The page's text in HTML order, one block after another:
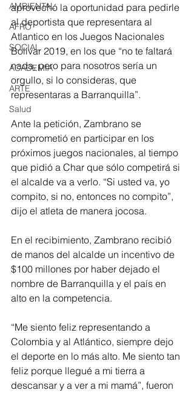
AMBIENTAL
AFRO
SOCIAL
ACADEMIA
ARTE
Salud
aprovechó la oportunidad para pedirle
al deportista que representara al
Atlantico en los Juegos Nacionales
Bolívar 2019, en los que “no te faltará
nada, pero para nosotros sería un
orgullo, si lo consideras, que
representaras a Barranquilla”.
Ante la petición, Zambrano se
comprometió en participar en los
próximos juegos nacionales, al tiempo
que pidió a Char que sólo competirá si
el alcalde va a verlo. “Si usted va, yo
compito, si no, entonces no compito”,
dijo el atleta de manera jocosa.
En el recibimiento, Zambrano recibió
de manos del alcalde un incentivo de
$100 millones por haber dejado el
nombre de Barranquilla y el país en
alto en la competencia.
“Me siento feliz representando a
Colombia y al Atlántico, siempre dejo
el deporte en lo más alto. Me siento tan
feliz porque llegué a mi tierra a
descansar y a ver a mi mamá”, fueron